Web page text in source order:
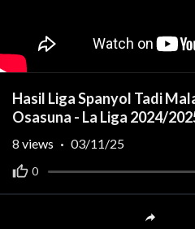
Hasil Liga Spanyol Tadi
Osasuna - La Liga 2024/
0
8 views · 03/11/25